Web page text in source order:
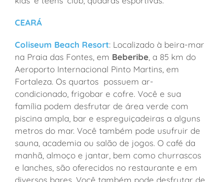
CEARÁ
Coliseum Beach Resort: Localizado à beira-mar
na Praia das Fontes, em Beberibe, a 85 km do
Aeroporto Internacional Pinto Martins, em
Fortaleza. Os quartos possuem ar-
condicionado, frigobar e cofre. Você e sua
família podem desfrutar de área verde com
piscina ampla, bar e espreguiçadeiras a alguns
metros do mar. Você também pode usufruir de
sauna, academia ou salão de jogos. O café da
manhã, almoço e jantar, bem como churrascos
e lanches, são oferecidos no restaurante e em
diversos bares. Você também pode desfrutar de